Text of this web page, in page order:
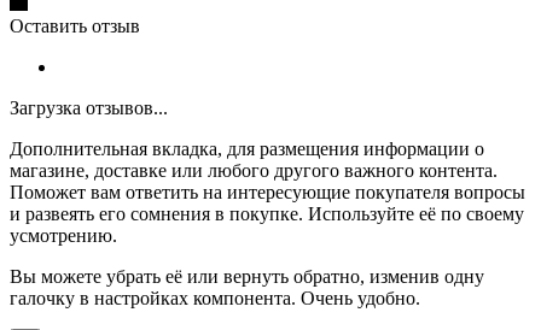
Оставить отзыв
Загрузка отзывов...
Дополнительная вкладка, для размещения информации о
магазине, доставке или любого другого важного контента.
Поможет вам ответить на интересующие покупателя вопросы
и развеять его сомнения в покупке. Используйте её по своему
усмотрению.
Вы можете убрать её или вернуть обратно, изменив одну
галочку в настройках компонента. Очень удобно.